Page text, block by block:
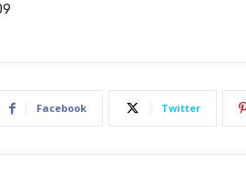
Facebook Twitter